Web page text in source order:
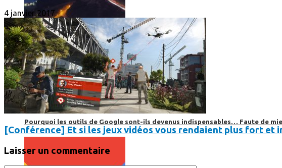
Print’Minute
Print'Minute
Pourquoi les outils de Google sont-ils devenus indispensables… Faute de
4 janvier 2017
[Conférence] Et si les jeux vidéos vous rendaient plus fort et
Laisser un commentaire